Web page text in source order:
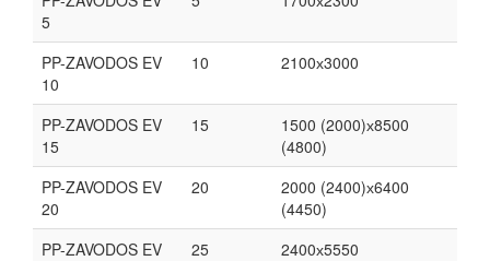
5
PP-ZAVODOS EV
10
10 2100х3000
PP-ZAVODOS EV
15
15
1500 (2000)х8500
(4800)
PP-ZAVODOS EV
20
20
2000 (2400)х6400
(4450)
PP-ZAVODOS EV
25 2400х5550